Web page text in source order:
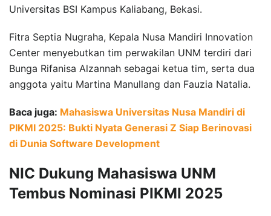
Universitas BSI Kampus Kaliabang, Bekasi.
Fitra Septia Nugraha, Kepala Nusa Mandiri Innovation
Center menyebutkan tim perwakilan UNM terdiri dari
Bunga Rifanisa Alzannah sebagai ketua tim, serta dua
anggota yaitu Martina Manullang dan Fauzia Natalia.
Baca juga: Mahasiswa Universitas Nusa Mandiri di
PIKMI 2025: Bukti Nyata Generasi Z Siap Berinovasi
di Dunia Software Development
NIC Dukung Mahasiswa UNM
Tembus Nominasi PIKMI 2025